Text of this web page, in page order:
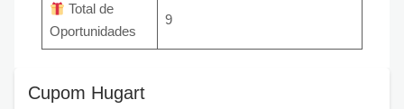
Total de
Oportunidades
9
Cupom Hugart